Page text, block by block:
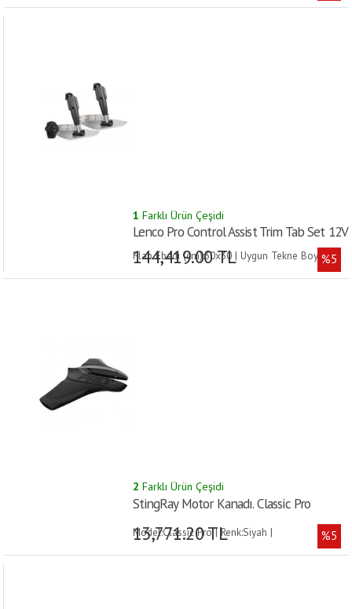
1 Farklı Ürün Çeşidi
Lenco Pro Control Assist Trim Tab Set 12V
Flap Ebadı (cm):30x30 | Uygun Tekne Boyu
(m):5-9 |
144,419.00 TL %5
2 Farklı Ürün Çeşidi
StingRay Motor Kanadı. Classic Pro
Model:Classic Pro | Renk:Siyah |
13,771.20 TL %5